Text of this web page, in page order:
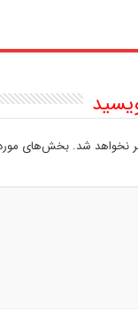
نخواهد شد. بخش‌های